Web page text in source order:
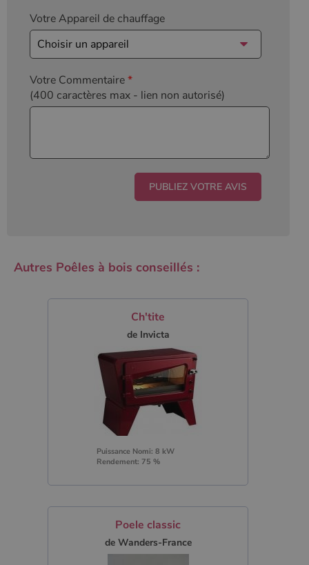
Votre Appareil de chauffage
Votre Commentaire*
(400 caractères max - lien non autorisé)
Autres Poêles à bois conseillés :
Ch'tite
de Invicta
Puissance Nomi: 8 kW
Rendement: 75 %
Poele classic
de Wanders-France